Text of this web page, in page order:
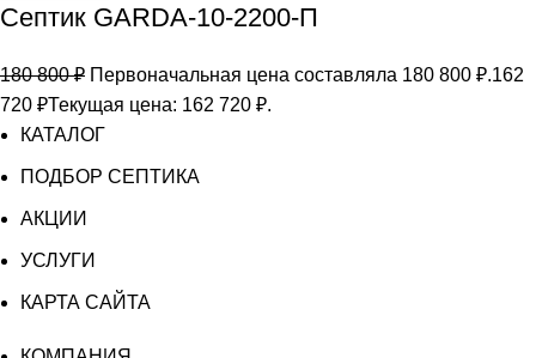
Септик GARDA-10-2200-П
180 800₽ Первоначальная цена составляла 180 800 ₽.162
720 ₽Текущая цена: 162 720 ₽.
КАТАЛОГ
ПОДБОР СЕПТИКА
АКЦИИ
УСЛУГИ
КАРТА САЙТА